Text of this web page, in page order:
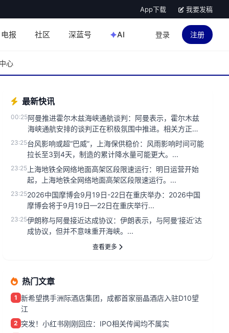
App下载 我要发稿
电报 社区 深蓝号 AI 登录 注册
心
最新快讯
00:25阿曼推进霍尔木兹海峡通航谈判：阿曼表示，霍尔木兹
海峡通航安排的谈判正在积极氛围中推进。相关方正就
确保该地区航运安全与畅通...
23:25台风影响或超“巴威”，上海保供稳价：风雨影响时间可能
拉长至3到4天，制造的累计降水量可能更大。...
23:25 上海地铁全网络地面高架区段限速运行：明日运营开始
起，上海地铁全网络地面高架区段限速运行。...
23:252026中国摩博会9月19日-22日在重庆举办：2026中国
摩博会将于9月19日—22日在重庆举行...
23:25伊朗称与阿曼接近达成协议：伊朗表示，与阿曼‘接近’达
成协议，但并不意味重开海峡。...
查看更多
热门文章
1 新希望携手洲际酒店集团，成都首家丽晶酒店入驻D10望
江
2 突发！小红书刚刚回应：IPO相关传闻均不属实